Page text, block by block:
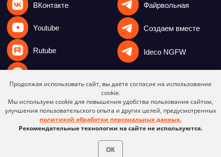
Продолжая использовать сайт, вы даёте согласие на использование
cookie.
Мы используем cookie для повышения удобства пользования сайтом,
улучшения пользовательского опыта и других целей, предусмотренных
политикой обработки персональных данных.
Рекомендательные технологии на сайте не используются.
ОК